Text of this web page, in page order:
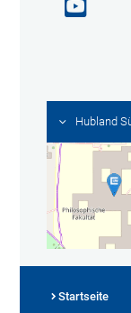
Hubland
Startseite